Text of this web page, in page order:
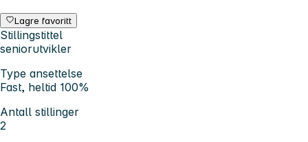
Lagre favoritt
Stillingstittel
seniorutvikler
Type ansettelse
Fast, heltid 100%
Antall stillinger
2